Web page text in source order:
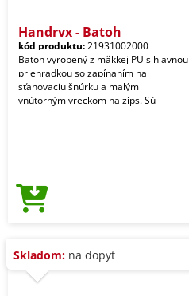
Handryx - Batoh
kód produktu:21931002000
Batoh vyrobený z mäkkej PU s hlavnou
priehradkou so zapínaním na
sťahovaciu šnúrku a malým
vnútorným vreckom na zips. Sú
Skladom: na dopyt